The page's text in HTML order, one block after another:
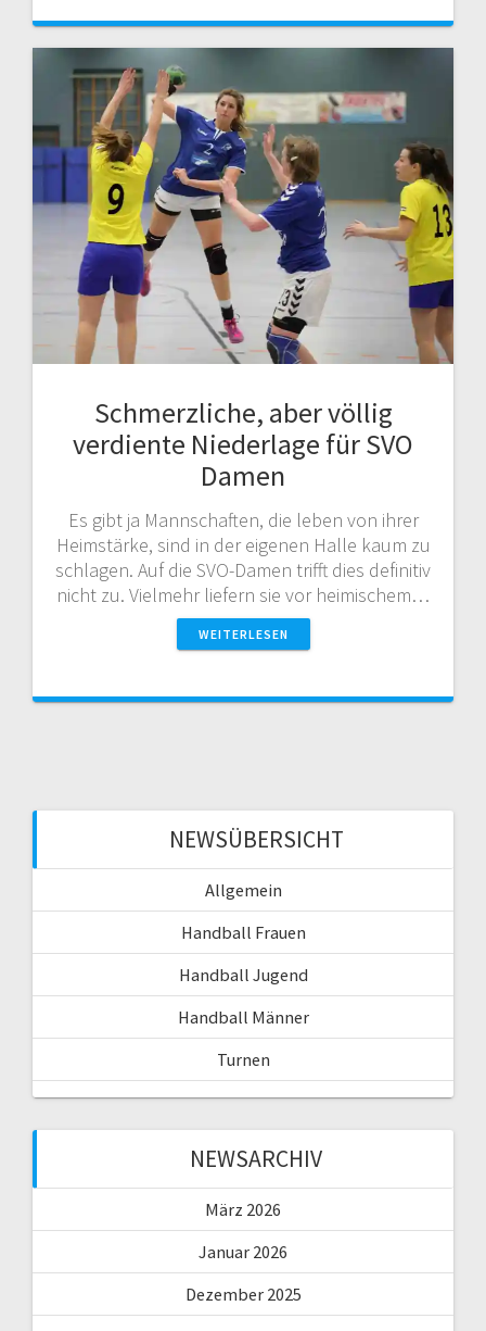
Schmerzliche, aber völlig
verdiente Niederlage für SVO
Damen
Es gibt ja Mannschaften, die leben von ihrer
Heimstärke, sind in der eigenen Halle kaum zu
schlagen. Auf die SVO-Damen trifft dies definitiv
nicht zu. Vielmehr liefern sie vor heimischem…
WEITERLESEN
NEWSÜBERSICHT
Allgemein
Handball Frauen
Handball Jugend
Handball Männer
Turnen
NEWSARCHIV
März 2026
Januar 2026
Dezember 2025